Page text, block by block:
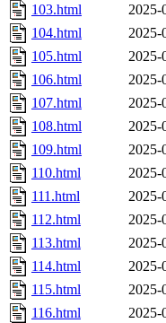
103.html
2025-
104.html
2025-
105.html
2025-
106.html
2025-
107.html
2025-
108.html
2025-
109.html
2025-
110.html
2025-
111.html
2025-
112.html
2025-
113.html
2025-
114.html
2025-
115.html
2025-
116.html
2025-